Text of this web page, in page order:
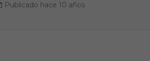
Publicado hace 10 años